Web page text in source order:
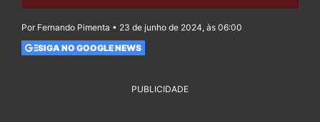
Por Fernando Pimenta • 23 de junho de 2024, às 06:00
SIGA NO GOOGLE NEWS
PUBLICIDADE